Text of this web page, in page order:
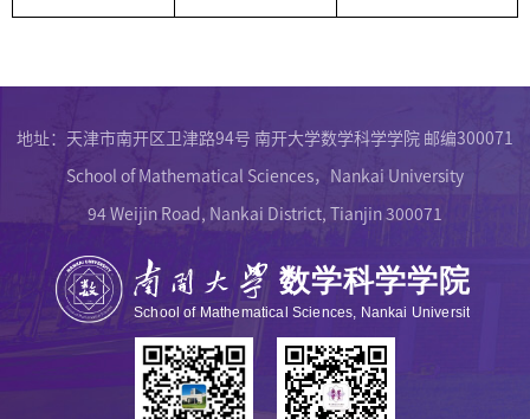
地址：天津市南开区卫津路94号 南开大学数学科学学院 邮编300071
School of Mathematical Sciences，Nankai University
94 Weijin Road, Nankai District, Tianjin 300071